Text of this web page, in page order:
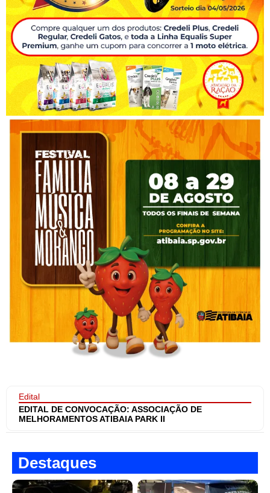
Edital
EDITAL DE CONVOCAÇÃO: ASSOCIAÇÃO DE
MELHORAMENTOS ATIBAIA PARK II
Destaques